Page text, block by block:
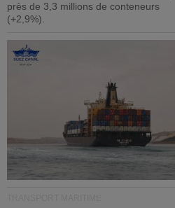
près de 3,3 millions de conteneurs
(+2,9%).